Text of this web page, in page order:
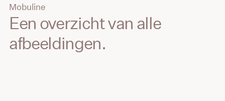
Mobuline
Een overzicht van alle
afbeeldingen.